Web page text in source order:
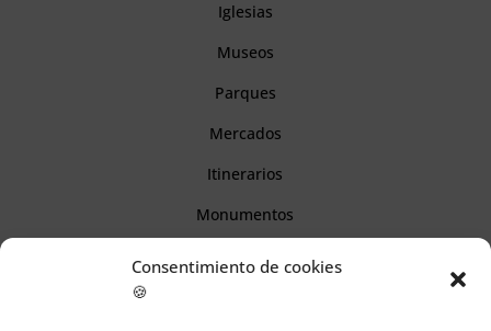
Consentimiento de cookies
🍪
Iglesias
Museos
Parques
Mercados
Itinerarios
Monumentos